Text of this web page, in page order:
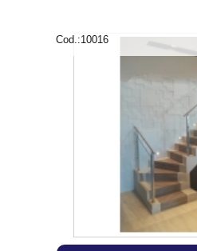
Cod.:10016